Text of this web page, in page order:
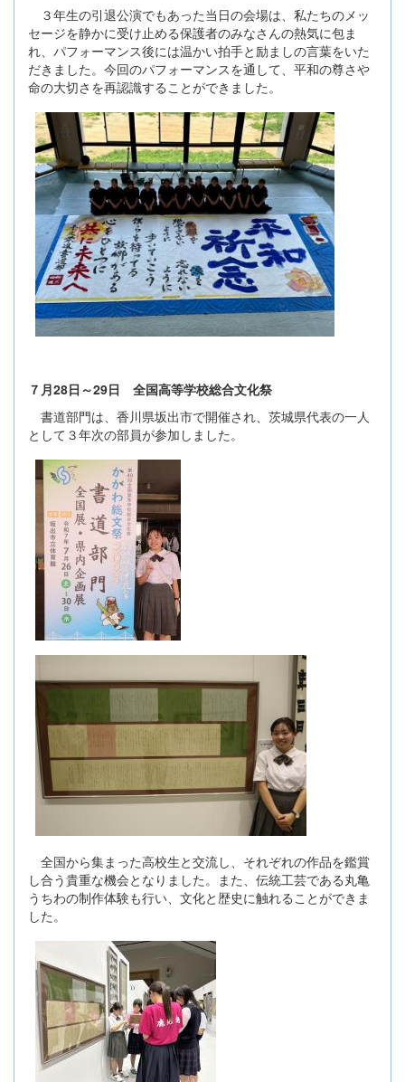
３年生の引退公演でもあった当日の会場は、私たちのメッ
セージを静かに受け止める保護者のみなさんの熱気に包ま
れ、パフォーマンス後には温かい拍手と励ましの言葉をいた
だきました。今回のパフォーマンスを通して、平和の尊さや
命の大切さを再認識することができました。
７月28日～29日 全国高等学校総合文化祭
書道部門は、香川県坂出市で開催され、茨城県代表の一人
として３年次の部員が参加しました。
全国から集まった高校生と交流し、それぞれの作品を鑑賞
し合う貴重な機会となりました。また、伝統工芸である丸亀
うちわの制作体験も行い、文化と歴史に触れることができま
した。